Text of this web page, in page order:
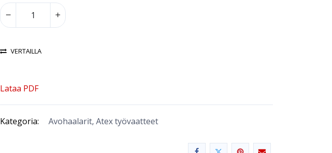
VERTAILLA
Lataa PDF
Kategoria: Avohaalarit, Atex työvaatteet